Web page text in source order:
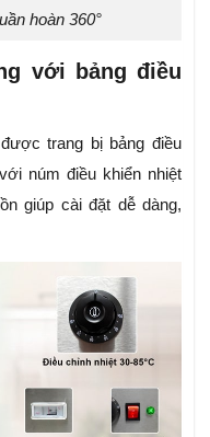
hoàn 360°
với bảng điều
trang bị bảng điều
núm điều khiển nhiệt
giúp cài đặt dễ dàng,